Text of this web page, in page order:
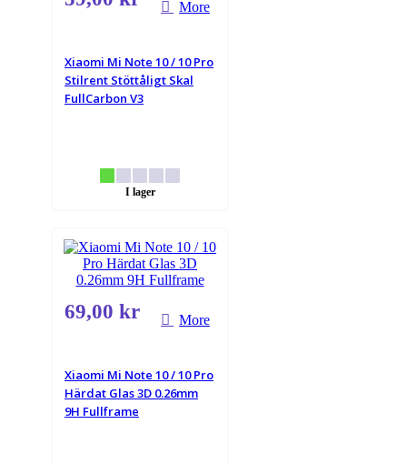
More
Xiaomi Mi Note 10 / 10 Pro
Stilrent Stöttåligt Skal
FullCarbon V3
I lager
69,00 kr More
Xiaomi Mi Note 10 / 10 Pro
Härdat Glas 3D 0.26mm
9H Fullframe